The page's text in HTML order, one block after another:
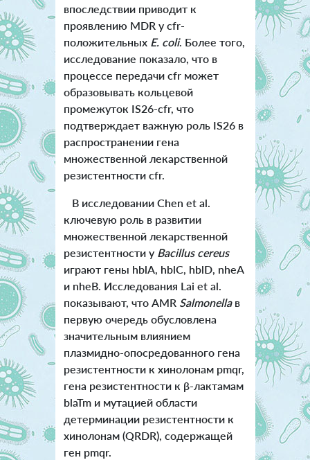
впоследствии приводит к
проявлению MDR у cfr-
положительных E. coli. Более того,
исследование показало, что в
процессе передачи cfr может
образовывать кольцевой
промежуток IS26-cfr, что
подтверждает важную роль IS26 в
распространении гена
множественной лекарственной
резистентности cfr.
В исследовании Chen et al.
ключевую роль в развитии
множественной лекарственной
резистентности у Bacillus cereus
играют гены hblA, hblC, hblD, nheA
и nheB. Исследования Lai et al.
показывают, что AMR Salmonellaв
первую очередь обусловлена
значительным влиянием
плазмидно-опосредованного гена
резистентности к хинолонам pmqr,
гена резистентности к β-лактамам
blaTm и мутацией области
детерминации резистентности к
хинолонам (QRDR), содержащей
ген pmqr.